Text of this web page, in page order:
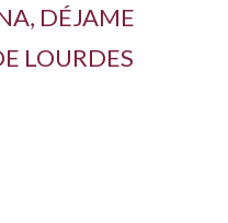
DÉJAME
LOURDES